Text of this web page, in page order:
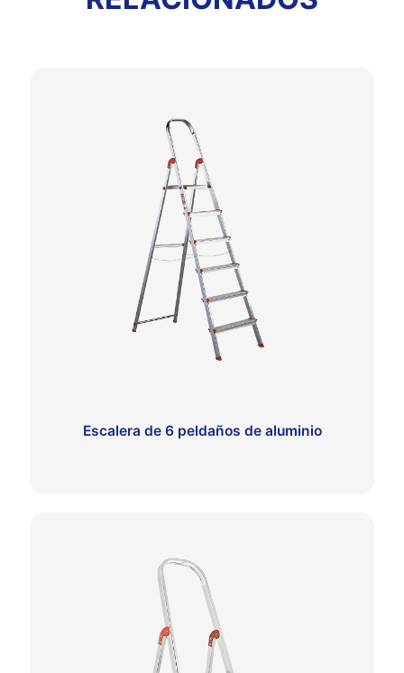
Escalera de 6 peldaños de aluminio